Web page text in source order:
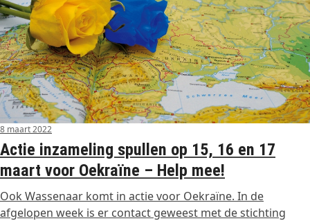
8 maart 2022
Actie inzameling spullen op 15, 16 en 17
maart voor Oekraïne – Help mee!
Ook Wassenaar komt in actie voor Oekraïne. In de
afgelopen week is er contact geweest met de stichting